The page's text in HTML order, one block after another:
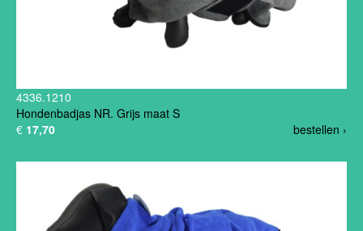
4336.1210
Hondenbadjas NR. Grijs maat S
bestellen ›
€ 17,70